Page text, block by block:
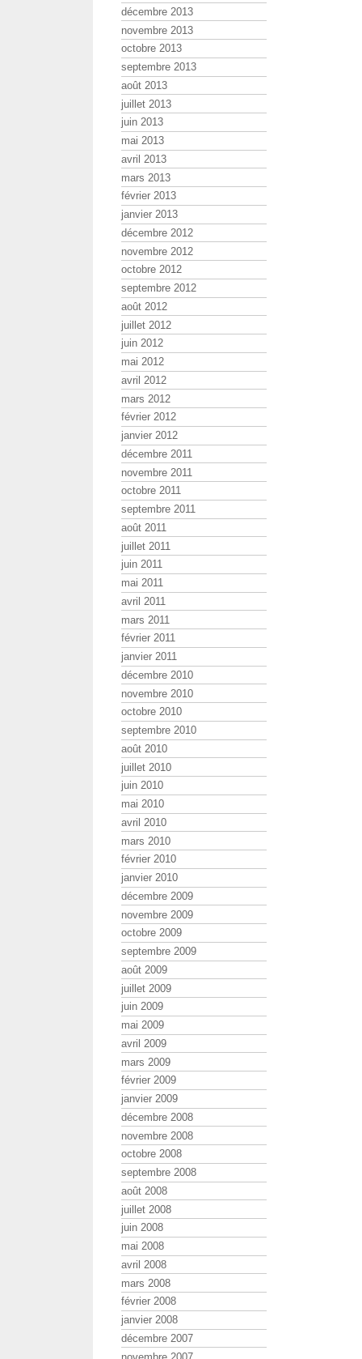
décembre 2013
novembre 2013
octobre 2013
septembre 2013
août 2013
juillet 2013
juin 2013
mai 2013
avril 2013
mars 2013
février 2013
janvier 2013
décembre 2012
novembre 2012
octobre 2012
septembre 2012
août 2012
juillet 2012
juin 2012
mai 2012
avril 2012
mars 2012
février 2012
janvier 2012
décembre 2011
novembre 2011
octobre 2011
septembre 2011
août 2011
juillet 2011
juin 2011
mai 2011
avril 2011
mars 2011
février 2011
janvier 2011
décembre 2010
novembre 2010
octobre 2010
septembre 2010
août 2010
juillet 2010
juin 2010
mai 2010
avril 2010
mars 2010
février 2010
janvier 2010
décembre 2009
novembre 2009
octobre 2009
septembre 2009
août 2009
juillet 2009
juin 2009
mai 2009
avril 2009
mars 2009
février 2009
janvier 2009
décembre 2008
novembre 2008
octobre 2008
septembre 2008
août 2008
juillet 2008
juin 2008
mai 2008
avril 2008
mars 2008
février 2008
janvier 2008
décembre 2007